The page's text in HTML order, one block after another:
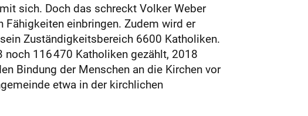
sich. Doch das schreckt Volker Weber
Fähigkeiten einbringen. Zudem wird er
Zuständigkeitsbereich 6600 Katholiken.
116 470 Katholiken gezählt, 2018
Bindung der Menschen an die Kirchen vor
etwa in der kirchlichen